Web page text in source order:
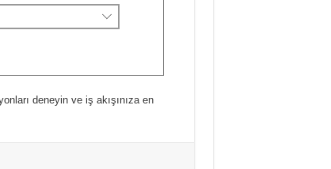
deneyin ve iş akışınıza en